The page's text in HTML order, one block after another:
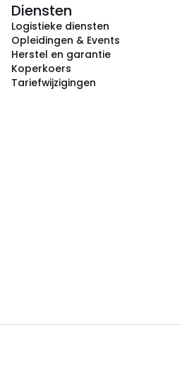
Diensten
Logistieke diensten
Opleidingen & Events
Herstel en garantie
Koperkoers
Tariefwijzigingen